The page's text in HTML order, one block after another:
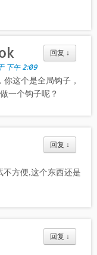
回复 ↓
下午 2:09
这个是全局钩子，
一个钩子呢？
回复 ↓
方便,这个东西还是
回复 ↓